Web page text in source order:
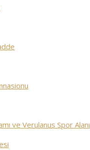
ve Verulanus Spor Alanı